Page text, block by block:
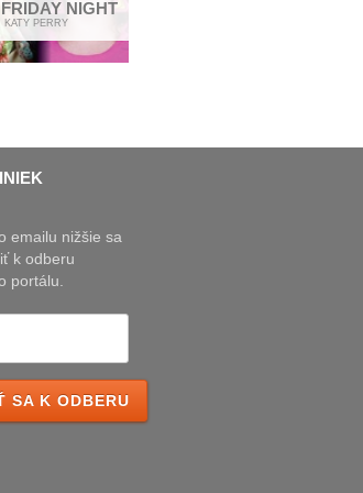
NIGHT
KATY PERRY
emailu nižšie sa
k odberu
portálu.
SA K ODBERU